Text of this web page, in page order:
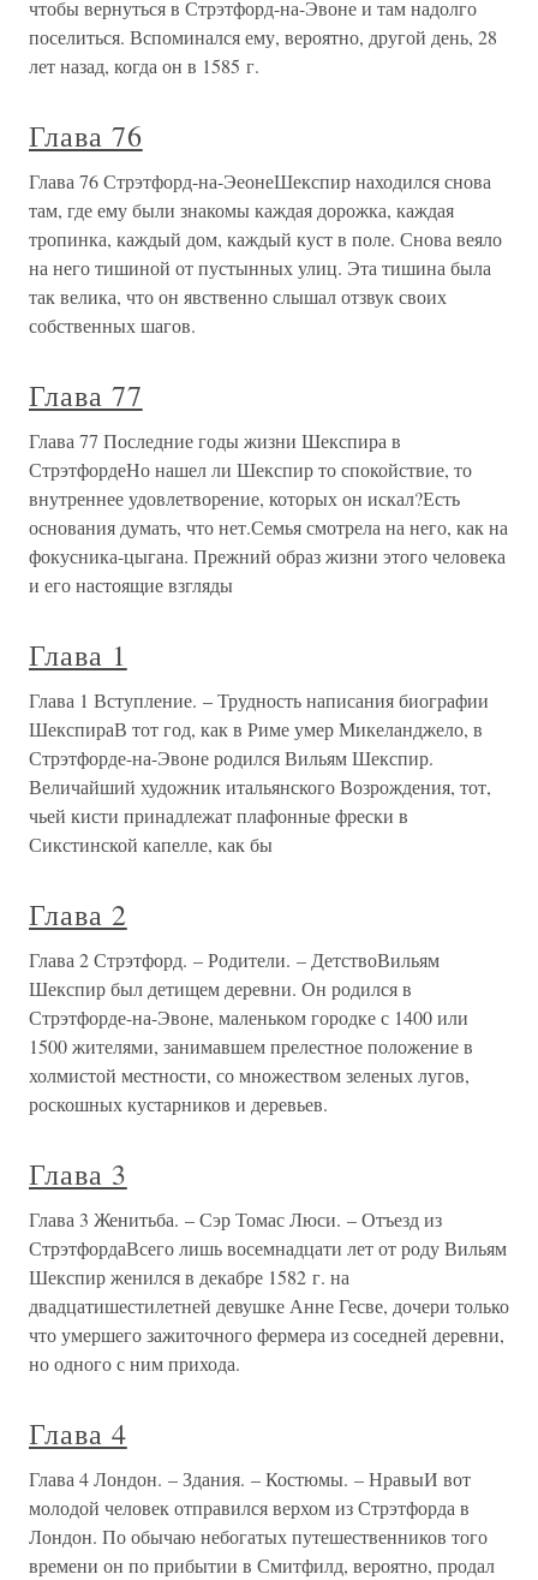
чтобы вернуться в Стрэтфорд-на-Эвоне и там надолго
поселиться. Вспоминался ему, вероятно, другой день, 28
лет назад, когда он в 1585 г.
Глава 76
Глава 76 Стрэтфорд-на-ЭеонеШекспир находился снова
там, где ему были знакомы каждая дорожка, каждая
тропинка, каждый дом, каждый куст в поле. Снова веяло
на него тишиной от пустынных улиц. Эта тишина была
так велика, что он явственно слышал отзвук своих
собственных шагов.
Глава 77
Глава 77 Последние годы жизни Шекспира в
СтрэтфордеНо нашел ли Шекспир то спокойствие, то
внутреннее удовлетворение, которых он искал?Есть
основания думать, что нет.Семья смотрела на него, как на
фокусника-цыгана. Прежний образ жизни этого человека
и его настоящие взгляды
Глава 1
Глава 1 Вступление. – Трудность написания биографии
ШекспираВ тот год, как в Риме умер Микеланджело, в
Стрэтфорде-на-Эвоне родился Вильям Шекспир.
Величайший художник итальянского Возрождения, тот,
чьей кисти принадлежат плафонные фрески в
Сикстинской капелле, как бы
Глава 2
Глава 2 Стрэтфорд. – Родители. – ДетствоВильям
Шекспир был детищем деревни. Он родился в
Стрэтфорде-на-Эвоне, маленьком городке с 1400 или
1500 жителями, занимавшем прелестное положение в
холмистой местности, со множеством зеленых лугов,
роскошных кустарников и деревьев.
Глава 3
Глава 3 Женитьба. – Сэр Томас Люси. – Отъезд из
СтрэтфордаВсего лишь восемнадцати лет от роду Вильям
Шекспир женился в декабре 1582 г. на
двадцатишестилетней девушке Анне Гесве, дочери только
что умершего зажиточного фермера из соседней деревни,
но одного с ним прихода.
Глава 4
Глава 4 Лондон. – Здания. – Костюмы. – НравыИ вот
молодой человек отправился верхом из Стрэтфорда в
Лондон. По обычаю небогатых путешественников того
времени он по прибытии в Смитфилд, вероятно, продал